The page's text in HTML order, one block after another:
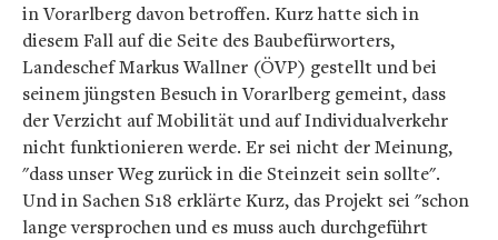
in Vorarlberg davon betroffen. Kurz hatte sich in
diesem Fall auf die Seite des Baubefürworters,
Landeschef Markus Wallner (ÖVP) gestellt und bei
seinem jüngsten Besuch in Vorarlberg gemeint, dass
der Verzicht auf Mobilität und auf Individualverkehr
nicht funktionieren werde. Er sei nicht der Meinung,
"dass unser Weg zurück in die Steinzeit sein sollte".
Und in Sachen S18 erklärte Kurz, das Projekt sei "schon
lange versprochen und es muss auch durchgeführt